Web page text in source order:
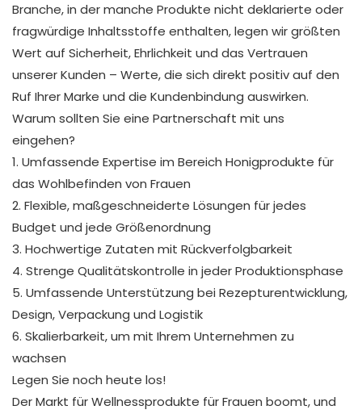
Branche, in der manche Produkte nicht deklarierte oder
fragwürdige Inhaltsstoffe enthalten, legen wir größten
Wert auf Sicherheit, Ehrlichkeit und das Vertrauen
unserer Kunden – Werte, die sich direkt positiv auf den
Ruf Ihrer Marke und die Kundenbindung auswirken.
Warum sollten Sie eine Partnerschaft mit uns
eingehen?
1. Umfassende Expertise im Bereich Honigprodukte für
das Wohlbefinden von Frauen
2. Flexible, maßgeschneiderte Lösungen für jedes
Budget und jede Größenordnung
3. Hochwertige Zutaten mit Rückverfolgbarkeit
4. Strenge Qualitätskontrolle in jeder Produktionsphase
5. Umfassende Unterstützung bei Rezepturentwicklung,
Design, Verpackung und Logistik
6. Skalierbarkeit, um mit Ihrem Unternehmen zu
wachsen
Legen Sie noch heute los!
Der Markt für Wellnessprodukte für Frauen boomt, und